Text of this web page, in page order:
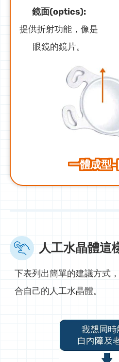
鏡面(optics):
提供折射功能，像是
眼鏡的鏡片。
一體成型-
人工水晶體這
下表列出簡單的建議方式
合自己的人工水晶體。